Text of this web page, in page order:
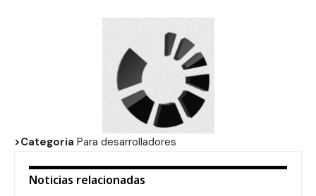
>Categoria Para desarrolladores
Noticias relacionadas